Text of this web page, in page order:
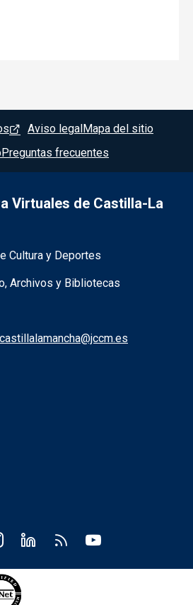
Aviso legal Mapa del sitio
Preguntas frecuentes
Virtuales de Castilla-La
la institución
Cultura y Deportes
Archivos y Bibliotecas